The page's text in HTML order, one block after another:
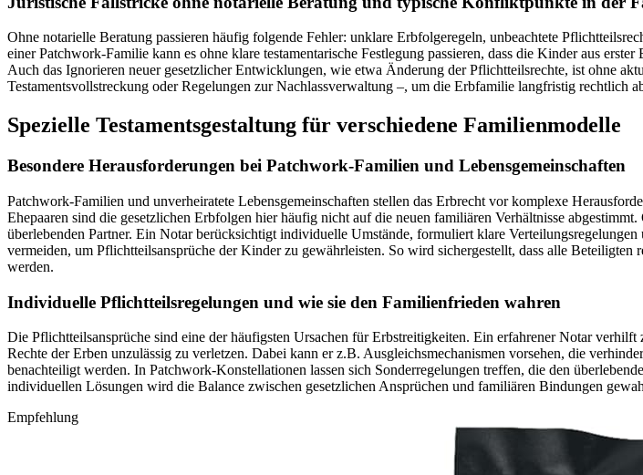
Ohne notarielle Beratung passieren häufig folgende Fehler: unklare Erbfolgeregeln, unbeachtete
einer Patchwork-Familie kann es ohne klare testamentarische Festlegung passieren, dass die Kinder aus
Auch das Ignorieren neuer gesetzlicher Entwicklungen, wie etwa Änderung der Pflichtteilsrechte, ist ohne
Testamentsvollstreckung oder Regelungen zur Nachlassverwaltung –, um die Erbfamilie langfristig rechtlich
Spezielle Testamentsgestaltung für verschiedene Familienmodelle
Besondere Herausforderungen bei Patchwork-Familien und Lebensgemeinschaften
Patchwork-Familien und unverheiratete Lebensgemeinschaften stellen das Erbrecht vor komplexe
Ehepaaren sind die gesetzlichen Erbfolgen hier häufig nicht auf die neuen familiären Verhältnisse
überlebenden Partner. Ein Notar berücksichtigt individuelle Umstände, formuliert klare
vermeiden, um Pflichtteilsansprüche der Kinder zu gewährleisten. So wird sichergestellt, dass alle
werden.
Individuelle Pflichtteilsregelungen und wie sie den Familienfrieden wahren
Die Pflichtteilsansprüche sind eine der häufigsten Ursachen für Erbstreitigkeiten. Ein erfahrener Notar
Rechte der Erben unzulässig zu verletzen. Dabei kann er z.B. Ausgleichsmechanismen vorsehen, die
benachteiligt werden. In Patchwork-Konstellationen lassen sich Sonderregelungen treffen, die den
individuellen Lösungen wird die Balance zwischen gesetzlichen Ansprüchen und familiären Bindungen
Empfehlung